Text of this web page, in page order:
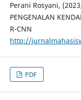
Perani Rosyani,
PENGENALAN
R-CNN
http://
PDF